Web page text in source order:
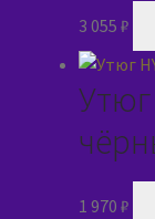
3 055 ₽
Утюг
1 970 ₽